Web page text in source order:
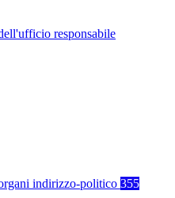
responsabile
indirizzo-politico 355